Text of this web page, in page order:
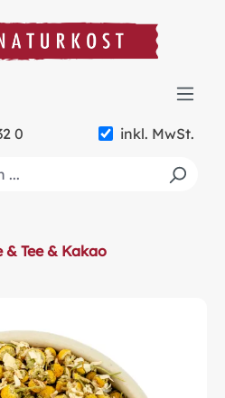
0 inkl. MwSt.
enthält 0 Positionen. Der
& Tee & Kakao